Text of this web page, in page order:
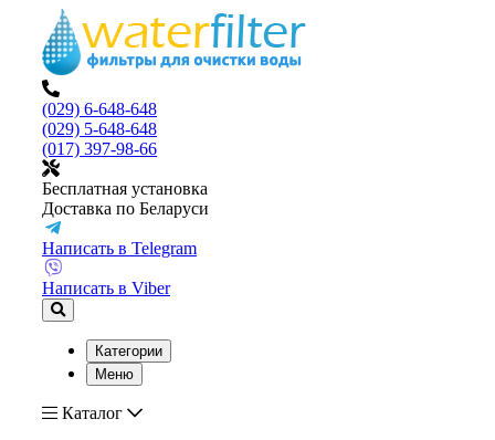
(029) 6-648-648
(029) 5-648-648
(017) 397-98-66
Бесплатная установка
Доставка по Беларуси
Написать в Telegram
Написать в Viber
Категории
Меню
Каталог